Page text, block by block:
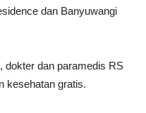
dan Banyuwangi
dokter dan paramedis RS
kesehatan gratis.